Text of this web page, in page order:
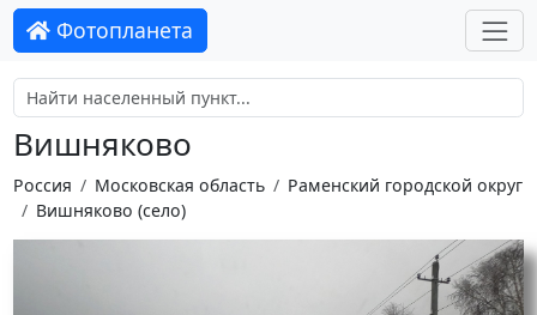
Фотопланета
Вишняково
Россия Московская область
Раменский городской округ
Вишняково (село)